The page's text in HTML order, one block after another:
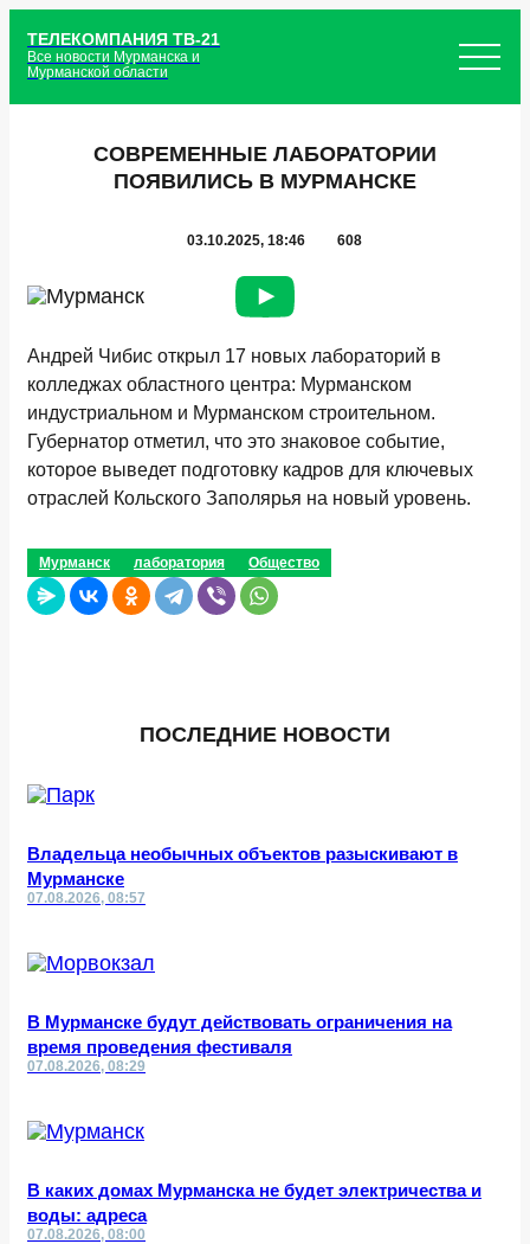
ТЕЛЕКОМПАНИЯ ТВ-21
Все новости Мурманска и
Мурманской области
СОВРЕМЕННЫЕ ЛАБОРАТОРИИ
ПОЯВИЛИСЬ В МУРМАНСКЕ
03.10.2025, 18:46 608
Андрей Чибис открыл 17 новых лабораторий в
колледжах областного центра: Мурманском
индустриальном и Мурманском строительном.
Губернатор отметил, что это знаковое событие,
которое выведет подготовку кадров для ключевых
отраслей Кольского Заполярья на новый уровень.
Мурманск лаборатория Общество
ПОСЛЕДНИЕ НОВОСТИ
Владельца необычных объектов разыскивают в
Мурманске
07.08.2026, 08:57
В Мурманске будут действовать ограничения на
время проведения фестиваля
07.08.2026, 08:29
В каких домах Мурманска не будет электричества и
воды: адреса
07.08.2026, 08:00